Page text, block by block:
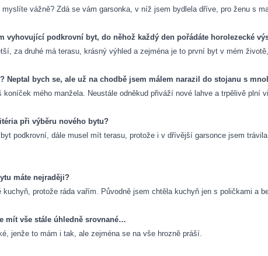
myslíte vážně? Zdá se vám garsonka, v níž jsem bydlela dříve, pro ženu s
vyhovující podkrovní byt, do něhož každý den pořádáte horolezecké
za druhé má terasu, krásný výhled a zejména je to první byt v mém
Neptal bych se, ale už na chodbě jsem málem narazil do stojanu s
koníček mého manžela. Neustále odněkud přiváží nové lahve a trpělivě plní
při výběru nového bytu?
podkrovní, dále musel mít terasu, protože i v dřívější garsonce jsem
máte nejraději?
kuchyň, protože ráda vařím. Původně jsem chtěla kuchyň jen s poličkami a
mít vše stále úhledně srovnané…
jenže to mám i tak, ale zejména se na vše hrozně práší.